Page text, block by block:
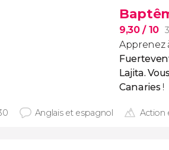
9,30/ 10
Apprenez
Lajita.
Canaries!
Anglais et espagnol Action